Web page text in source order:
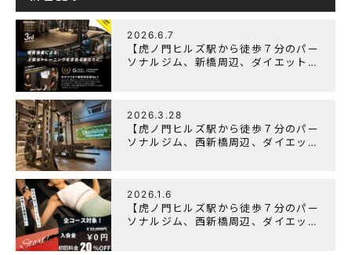
2026.6.7
【虎ノ門ヒルズ駅から徒歩７分のパー
ソナルジム、新橋周辺、ダイエットに
2026.3.28
【虎ノ門ヒルズ駅から徒歩７分のパー
ソナルジム、西新橋周辺、ダイエット
2026.1.6
【虎ノ門ヒルズ駅から徒歩７分のパー
ソナルジム、西新橋周辺、ダイエット